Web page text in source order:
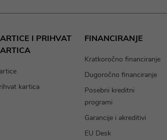
I PRIHVAT
kartica
FINANCIRANJE
Kratkoročno financiranje
Dugoročno financiranje
Posebni kreditni
programi
Garancije i akreditivi
EU Desk